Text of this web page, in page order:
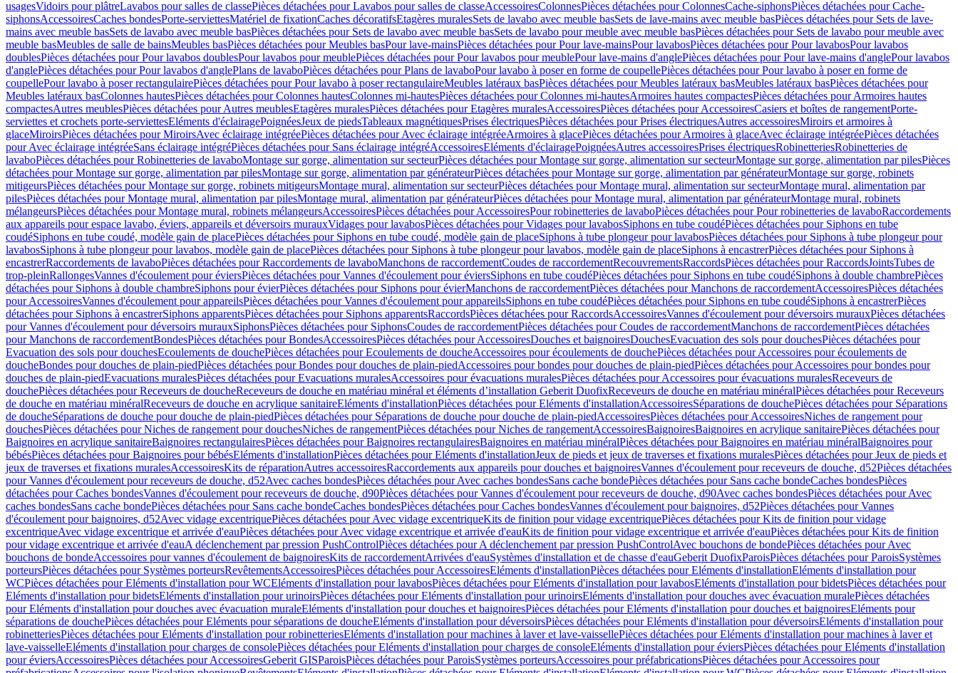
usagesVidoirs pour plâtreLavabos pour salles de classePièces détachées pour Lavabos pour salles de classeAccessoiresColonnesPièces détachées pour ColonnesCache-siphonsPièces détachées pour Cache-
siphonsAccessoiresCaches bondesPorte-serviettesMatériel de fixationCaches décoratifsEtagères muralesSets de lavabo avec meuble basSets de lave-mains avec meuble basPièces détachées pour Sets de lave-
mains avec meuble basSets de lavabo avec meuble basPièces détachées pour Sets de lavabo avec meuble basSets de lavabo pour meuble avec meuble basPièces détachées pour Sets de lavabo pour meuble avec
meuble basMeubles de salle de bainsMeubles basPièces détachées pour Meubles basPour lave-mainsPièces détachées pour Pour lave-mainsPour lavabosPièces détachées pour Pour lavabosPour lavabos
doublesPièces détachées pour Pour lavabos doublesPour lavabos pour meublePièces détachées pour Pour lavabos pour meublePour lave-mains d'anglePièces détachées pour Pour lave-mains d'anglePour lavabos
d'anglePièces détachées pour Pour lavabos d'anglePlans de lavaboPièces détachées pour Plans de lavaboPour lavabo à poser en forme de coupellePièces détachées pour Pour lavabo à poser en forme de
coupellePour lavabo à poser rectangulairePièces détachées pour Pour lavabo à poser rectangulaireMeubles latéraux basPièces détachées pour Meubles latéraux basMeubles latéraux basPièces détachées pour
Meubles latéraux basColonnes hautesPièces détachées pour Colonnes hautesColonnes mi-hautesPièces détachées pour Colonnes mi-hautesArmoires hautes compactesPièces détachées pour Armoires hautes
compactesAutres meublesPièces détachées pour Autres meublesEtagères muralesPièces détachées pour Etagères muralesAccessoiresPièces détachées pour AccessoiresCasiers et boîtes de rangementPorte-
serviettes et crochets porte-serviettesEléments d'éclairagePoignéesJeux de piedsTableaux magnétiquesPrises électriquesPièces détachées pour Prises électriquesAutres accessoiresMiroirs et armoires à
glaceMiroirsPièces détachées pour MiroirsAvec éclairage intégréePièces détachées pour Avec éclairage intégréeArmoires à glacePièces détachées pour Armoires à glaceAvec éclairage intégréePièces détachées
pour Avec éclairage intégréeSans éclairage intégréPièces détachées pour Sans éclairage intégréAccessoiresEléments d'éclairagePoignéesAutres accessoiresPrises électriquesRobinetteriesRobinetteries de
lavaboPièces détachées pour Robinetteries de lavaboMontage sur gorge, alimentation sur secteurPièces détachées pour Montage sur gorge, alimentation sur secteurMontage sur gorge, alimentation par pilesPièces
détachées pour Montage sur gorge, alimentation par pilesMontage sur gorge, alimentation par générateurPièces détachées pour Montage sur gorge, alimentation par générateurMontage sur gorge, robinets
mitigeursPièces détachées pour Montage sur gorge, robinets mitigeursMontage mural, alimentation sur secteurPièces détachées pour Montage mural, alimentation sur secteurMontage mural, alimentation par
pilesPièces détachées pour Montage mural, alimentation par pilesMontage mural, alimentation par générateurPièces détachées pour Montage mural, alimentation par générateurMontage mural, robinets
mélangeursPièces détachées pour Montage mural, robinets mélangeursAccessoiresPièces détachées pour AccessoiresPour robinetteries de lavaboPièces détachées pour Pour robinetteries de lavaboRaccordements
aux appareils pour espace lavabo, éviers, appareils et déversoirs murauxVidages pour lavabosPièces détachées pour Vidages pour lavabosSiphons en tube coudéPièces détachées pour Siphons en tube
coudéSiphons en tube coudé, modèle gain de placePièces détachées pour Siphons en tube coudé, modèle gain de placeSiphons à tube plongeur pour lavabosPièces détachées pour Siphons à tube plongeur pour
lavabosSiphons à tube plongeur pour lavabos, modèle gain de placePièces détachées pour Siphons à tube plongeur pour lavabos, modèle gain de placeSiphons à encastrerPièces détachées pour Siphons à
encastrerRaccordements de lavaboPièces détachées pour Raccordements de lavaboManchons de raccordementCoudes de raccordementRecouvrementsRaccordsPièces détachées pour RaccordsJointsTubes de
trop-pleinRallongesVannes d'écoulement pour éviersPièces détachées pour Vannes d'écoulement pour éviersSiphons en tube coudéPièces détachées pour Siphons en tube coudéSiphons à double chambrePièces
détachées pour Siphons à double chambreSiphons pour évierPièces détachées pour Siphons pour évierManchons de raccordementPièces détachées pour Manchons de raccordementAccessoiresPièces détachées
pour AccessoiresVannes d'écoulement pour appareilsPièces détachées pour Vannes d'écoulement pour appareilsSiphons en tube coudéPièces détachées pour Siphons en tube coudéSiphons à encastrerPièces
détachées pour Siphons à encastrerSiphons apparentsPièces détachées pour Siphons apparentsRaccordsPièces détachées pour RaccordsAccessoiresVannes d'écoulement pour déversoirs murauxPièces détachées
pour Vannes d'écoulement pour déversoirs murauxSiphonsPièces détachées pour SiphonsCoudes de raccordementPièces détachées pour Coudes de raccordementManchons de raccordementPièces détachées
pour Manchons de raccordementBondesPièces détachées pour BondesAccessoiresPièces détachées pour AccessoiresDouches et baignoiresDouchesEvacuation des sols pour douchesPièces détachées pour
Evacuation des sols pour douchesEcoulements de douchePièces détachées pour Ecoulements de doucheAccessoires pour écoulements de douchePièces détachées pour Accessoires pour écoulements de
doucheBondes pour douches de plain-piedPièces détachées pour Bondes pour douches de plain-piedAccessoires pour bondes pour douches de plain-piedPièces détachées pour Accessoires pour bondes pour
douches de plain-piedEvacuations muralesPièces détachées pour Evacuations muralesAccessoires pour évacuations muralesPièces détachées pour Accessoires pour évacuations muralesReceveurs de
douchePièces détachées pour Receveurs de doucheReceveurs de douche en matériau minéral et éléments d’installation Geberit DuofixReceveurs de douche en matériau minéralPièces détachées pour Receveurs
de douche en matériau minéralReceveurs de douche en acrylique sanitaireEléments d'installationPièces détachées pour Eléments d'installationAccessoiresSéparations de douchePièces détachées pour Séparations
de doucheSéparations de douche pour douche de plain-piedPièces détachées pour Séparations de douche pour douche de plain-piedAccessoiresPièces détachées pour AccessoiresNiches de rangement pour
douchesPièces détachées pour Niches de rangement pour douchesNiches de rangementPièces détachées pour Niches de rangementAccessoiresBaignoiresBaignoires en acrylique sanitairePièces détachées pour
Baignoires en acrylique sanitaireBaignoires rectangulairesPièces détachées pour Baignoires rectangulairesBaignoires en matériau minéralPièces détachées pour Baignoires en matériau minéralBaignoires pour
bébésPièces détachées pour Baignoires pour bébésEléments d'installationPièces détachées pour Eléments d'installationJeux de pieds et jeux de traverses et fixations muralesPièces détachées pour Jeux de pieds et
jeux de traverses et fixations muralesAccessoiresKits de réparationAutres accessoiresRaccordements aux appareils pour douches et baignoiresVannes d'écoulement pour receveurs de douche, d52Pièces détachées
pour Vannes d'écoulement pour receveurs de douche, d52Avec caches bondesPièces détachées pour Avec caches bondesSans cache bondePièces détachées pour Sans cache bondeCaches bondesPièces
détachées pour Caches bondesVannes d'écoulement pour receveurs de douche, d90Pièces détachées pour Vannes d'écoulement pour receveurs de douche, d90Avec caches bondesPièces détachées pour Avec
caches bondesSans cache bondePièces détachées pour Sans cache bondeCaches bondesPièces détachées pour Caches bondesVannes d'écoulement pour baignoires, d52Pièces détachées pour Vannes
d'écoulement pour baignoires, d52Avec vidage excentriquePièces détachées pour Avec vidage excentriqueKits de finition pour vidage excentriquePièces détachées pour Kits de finition pour vidage
excentriqueAvec vidage excentrique et arrivée d'eauPièces détachées pour Avec vidage excentrique et arrivée d'eauKits de finition pour vidage excentrique et arrivée d'eauPièces détachées pour Kits de finition
pour vidage excentrique et arrivée d'eauA déclenchement par pression PushControlPièces détachées pour A déclenchement par pression PushControlAvec bouchons de bondePièces détachées pour Avec
bouchons de bondeAccessoires pour vannes d'écoulement de baignoiresKits de raccordementArrivées d'eauSystèmes d'installation et de chasse d'eauGeberit DuofixParoisPièces détachées pour ParoisSystèmes
porteursPièces détachées pour Systèmes porteursRevêtementsAccessoiresPièces détachées pour AccessoiresEléments d'installationPièces détachées pour Eléments d'installationEléments d'installation pour
WCPièces détachées pour Eléments d'installation pour WCEléments d'installation pour lavabosPièces détachées pour Eléments d'installation pour lavabosEléments d'installation pour bidetsPièces détachées pour
Eléments d'installation pour bidetsEléments d'installation pour urinoirsPièces détachées pour Eléments d'installation pour urinoirsEléments d'installation pour douches avec évacuation muralePièces détachées
pour Eléments d'installation pour douches avec évacuation muraleEléments d'installation pour douches et baignoiresPièces détachées pour Eléments d'installation pour douches et baignoiresEléments pour
séparations de douchePièces détachées pour Eléments pour séparations de doucheEléments d'installation pour déversoirsPièces détachées pour Eléments d'installation pour déversoirsEléments d'installation pour
robinetteriesPièces détachées pour Eléments d'installation pour robinetteriesEléments d'installation pour machines à laver et lave-vaissellePièces détachées pour Eléments d'installation pour machines à laver et
lave-vaisselleEléments d'installation pour charges de consolePièces détachées pour Eléments d'installation pour charges de consoleEléments d'installation pour éviersPièces détachées pour Eléments d'installation
pour éviersAccessoiresPièces détachées pour AccessoiresGeberit GISParoisPièces détachées pour ParoisSystèmes porteursAccessoires pour préfabricationsPièces détachées pour Accessoires pour